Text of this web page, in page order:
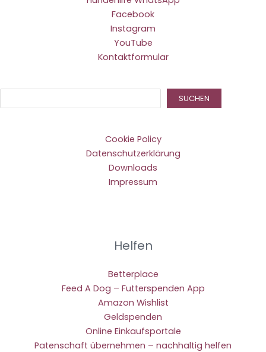
Facebook
Instagram
YouTube
Kontaktformular
SUCHEN
Cookie Policy
Datenschutzerklärung
Downloads
Impressum
Helfen
Betterplace
Feed A Dog – Futterspenden App
Amazon Wishlist
Geldspenden
Online Einkaufsportale
Patenschaft übernehmen – nachhaltig helfen